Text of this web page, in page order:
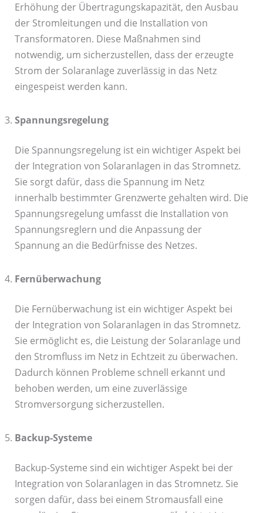
Erhöhung der Übertragungskapazität, den Ausbau
der Stromleitungen und die Installation von
Transformatoren. Diese Maßnahmen sind
notwendig, um sicherzustellen, dass der erzeugte
Strom der Solaranlage zuverlässig in das Netz
eingespeist werden kann.
Spannungsregelung
Die Spannungsregelung ist ein wichtiger Aspekt bei
der Integration von Solaranlagen in das Stromnetz.
Sie sorgt dafür, dass die Spannung im Netz
innerhalb bestimmter Grenzwerte gehalten wird. Die
Spannungsregelung umfasst die Installation von
Spannungsreglern und die Anpassung der
Spannung an die Bedürfnisse des Netzes.
Fernüberwachung
Die Fernüberwachung ist ein wichtiger Aspekt bei
der Integration von Solaranlagen in das Stromnetz.
Sie ermöglicht es, die Leistung der Solaranlage und
den Stromfluss im Netz in Echtzeit zu überwachen.
Dadurch können Probleme schnell erkannt und
behoben werden, um eine zuverlässige
Stromversorgung sicherzustellen.
Backup-Systeme
Backup-Systeme sind ein wichtiger Aspekt bei der
Integration von Solaranlagen in das Stromnetz. Sie
sorgen dafür, dass bei einem Stromausfall eine